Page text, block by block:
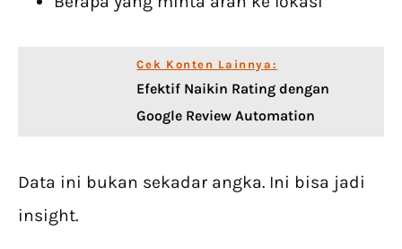
Cek Konten Lainnya:
Efektif Naikin Rating dengan
Google Review Automation
Data ini bukan sekadar angka. Ini bisa jadi
insight.